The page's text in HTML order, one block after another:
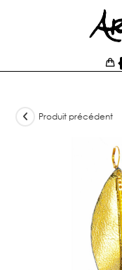
Produit précédent